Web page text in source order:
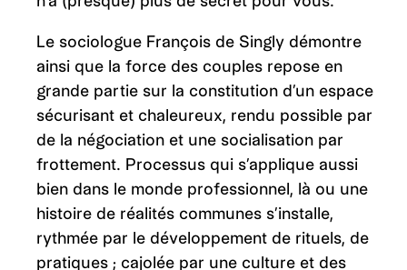
Le sociologue François de Singly démontre
ainsi que la force des couples repose en
grande partie sur la constitution d’un espace
sécurisant et chaleureux, rendu possible par
de la négociation et une socialisation par
frottement. Processus qui s’applique aussi
bien dans le monde professionnel, là ou une
histoire de réalités communes s’installe,
rythmée par le développement de rituels, de
pratiques ; cajolée par une culture et des